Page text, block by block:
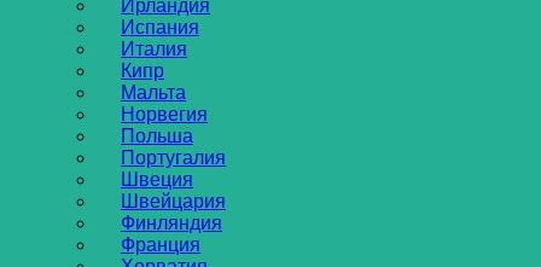
Ирландия
Испания
Италия
Кипр
Мальта
Норвегия
Польша
Португалия
Швеция
Швейцария
Финляндия
Франция